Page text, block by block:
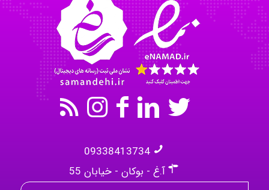
Mehrab
09338413734
آ.غ - بوکان - خیابان 55